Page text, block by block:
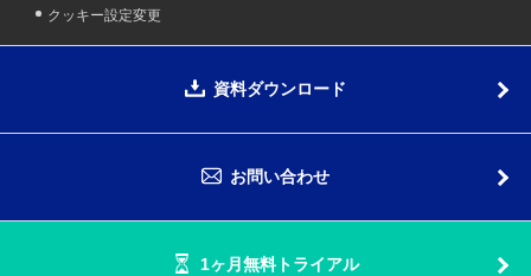
クッキー設定変更
資料ダウンロード
お問い合わせ
1ヶ月無料トライアル